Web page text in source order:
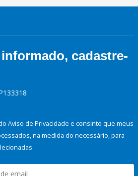
cadastre-
Aviso de Privacidade e consinto que meus
na medida do necessário, para